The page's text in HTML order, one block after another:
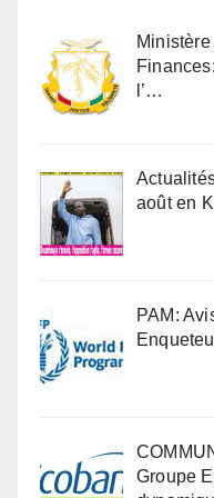
l’…
août en
PAM:
Groupe